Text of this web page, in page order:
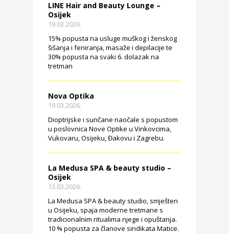
LINE Hair and Beauty Lounge –
Osijek
19.03.2026.
15% popusta na usluge muškog i ženskog
šišanja i feniranja, masaže i depilacije te
30% popusta na svaki 6. dolazak na
tretman
Nova Optika
19.03.2026.
Dioptrijske i sunčane naočale s popustom
u poslovnica Nove Optike u Vinkovcima,
Vukovaru, Osijeku, Đakovu i Zagrebu.
La Medusa SPA & beauty studio –
Osijek
13.03.2026.
La Medusa SPA & beauty studio, smješten
u Osijeku, spaja moderne tretmane s
tradicionalnim ritualima njege i opuštanja.
10 % popusta za članove sindikata Matice.